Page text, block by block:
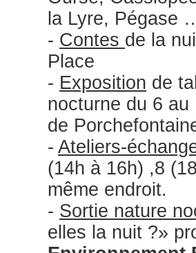
la Lyre, Pégase
Contes de la
Place
Exposition de
nocturne du 6
de
Ateliers-
(14h à 16h) ,8
même endroit.
Sortie nature
elles la nuit ?»